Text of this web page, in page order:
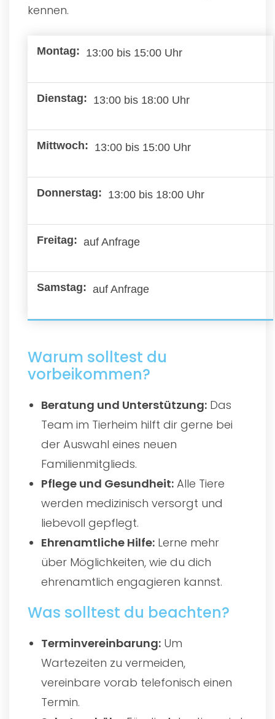
kennen.
13:00 bis 15:00 Uhr
13:00 bis 18:00 Uhr
13:00 bis 15:00 Uhr
13:00 bis 18:00 Uhr
auf Anfrage
auf Anfrage
Warum solltest du
vorbeikommen?
Beratung und Unterstützung: Das
Team im Tierheim hilft dir gerne bei
der Auswahl eines neuen
Familienmitglieds.
Pflege und Gesundheit: Alle Tiere
werden medizinisch versorgt und
liebevoll gepflegt.
Ehrenamtliche Hilfe: Lerne mehr
über Möglichkeiten, wie du dich
ehrenamtlich engagieren kannst.
Was solltest du beachten?
Terminvereinbarung: Um
Wartezeiten zu vermeiden,
vereinbare vorab telefonisch einen
Termin.